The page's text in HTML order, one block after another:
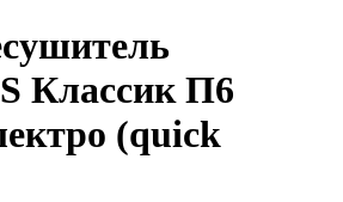
Классик П6
(quick